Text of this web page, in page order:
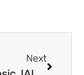
Next